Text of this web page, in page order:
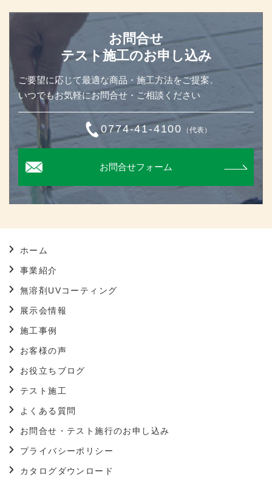
お問合せ
テスト施工のお申し込み
ご要望に応じて最適な商品・施工方法をご提案。
いつでもお気軽にお問合せ・ご相談ください
0774-41-4100 （代表）
お問合せフォーム
ホーム
事業紹介
無溶剤UVコーティング
展示会情報
施工事例
お客様の声
お役立ちブログ
テスト施工
よくある質問
お問合せ・テスト施行のお申し込み
プライバシーポリシー
カタログダウンロード